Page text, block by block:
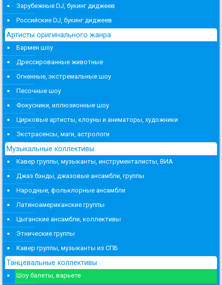
Зарубежные DJ, букинг диджеев
Российские DJ, букинг диджеев
Артисты оригинального жанра
Бармен шоу
Дрессированные животные
Огненные, экстремальные шоу
Песочные шоу
Фокусники, иллюзионные шоу
Цирковые артисты, клоуны и аниматоры, художники
Экстрасенсы, маги, астрологи
Музыкальные коллективы
Кавер группы, музыканты, инструменталисты, ВИА
Джаз бэнды, джазовые ансамбли, группы
Народные, фольклорные ансамбли
Латиноамериканские группы
Цыганские ансамбли, коллективы
Этнические группы
Кавер группы, музыканты из СПБ
Танцевальные коллективы
Шоу балеты, варьете